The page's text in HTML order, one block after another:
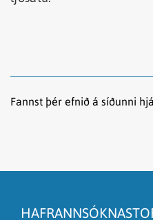
Fannst þér efnið á síðunni